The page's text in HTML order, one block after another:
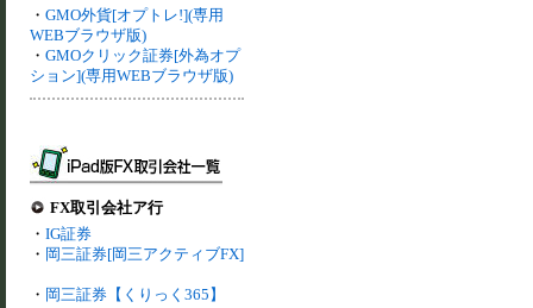
・ GMO外貨[オプトレ!](専用
WEBブラウザ版)
・ GMOクリック証券[外為オプ
ション](専用WEBブラウザ版)
FX取引会社ア行
・ IG証券
・ 岡三証券[岡三アクティブFX]
・ 岡三証券【くりっく365】